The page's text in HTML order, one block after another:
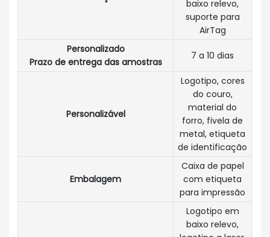
baixo relevo,
suporte para
AirTag
Personalizado
Prazo de entrega das amostras
7 a 10 dias
Personalizável
Logotipo, cores
do couro,
material do
forro, fivela de
metal, etiqueta
de identificação
Embalagem
Caixa de papel
com etiqueta
para impressão
Logotipo em
baixo relevo,